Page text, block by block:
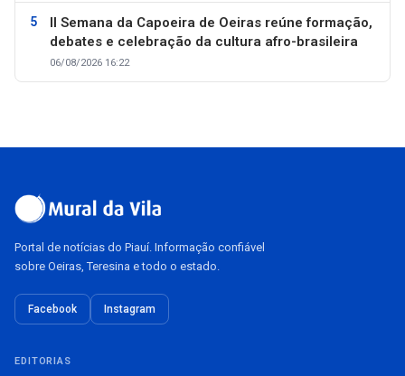
II Semana da Capoeira de Oeiras reúne formação,
debates e celebração da cultura afro-brasileira
06/08/2026 16:22
Portal de notícias do Piauí. Informação confiável
sobre Oeiras, Teresina e todo o estado.
Facebook Instagram
EDITORIAS